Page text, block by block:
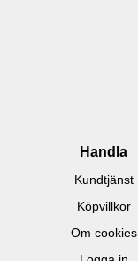
Handla
Kundtjänst
Köpvillkor
Om cookies